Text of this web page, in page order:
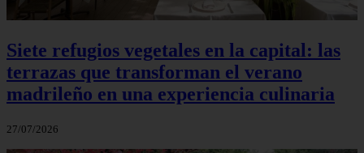
Siete refugios vegetales en la capital: las
terrazas que transforman el verano
madrileño en una experiencia culinaria
27/07/2026